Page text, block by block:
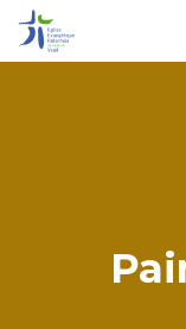
Panneau de